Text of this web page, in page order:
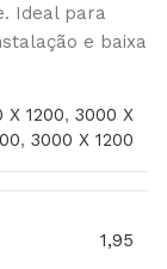
Ideal para
e baixa
X 1200,3000 X
,3000 X 1200
1,95